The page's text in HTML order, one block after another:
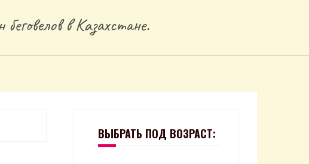
в Казахстане.
ВЫБРАТЬ ПОД ВОЗРАСТ: